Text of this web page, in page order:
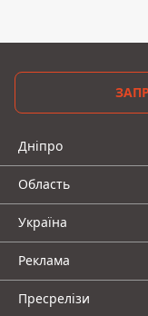
Дніпро
Область
Україна
Реклама
Пресрелізи